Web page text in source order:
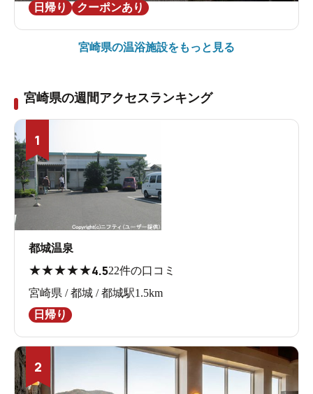
日帰り
クーポンあり
宮崎県の温浴施設をもっと見る
宮崎県の週間アクセスランキング
1
都城温泉
★★★★★4.522件の口コミ
宮崎県 / 都城 / 都城駅1.5km
日帰り
2